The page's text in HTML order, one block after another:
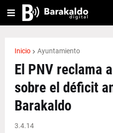
Inicio Ayuntamiento
El PNV reclama
sobre el déficit
Barakaldo
3.4.14